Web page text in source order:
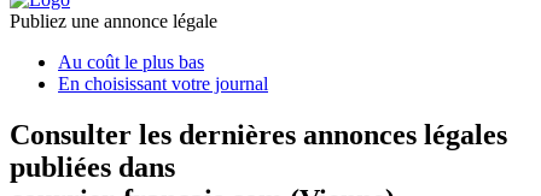
Publiez une annonce légale
Au coût le plus bas
En choisissant votre journal
Consulter les dernières annonces légales
publiées dans